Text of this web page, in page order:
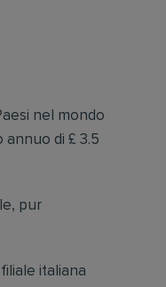
nel mondo
annuo di £ 3.5
pur
italiana